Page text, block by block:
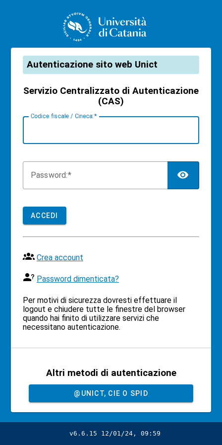
CAS
Autenticazione sito web Unict
Servizio Centralizzato di Autenticazione
(CAS)
Codice fiscale / Cineca:
Password:
ACCEDI
Crea account
Password dimenticata?
Per motivi di sicurezza dovresti effettuare il
logout e chiudere tutte le finestre del browser
quando hai finito di utilizzare servizi che
necessitano autenticazione.
Altri metodi di autenticazione
@UNICT, CIE O SPID
v6.6.15 12/01/24, 09:59